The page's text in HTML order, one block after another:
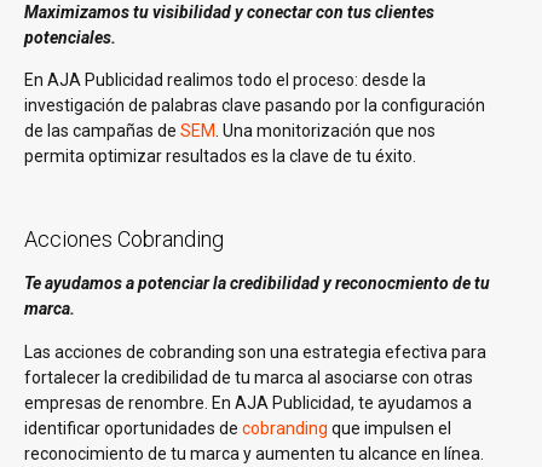
Maximizamos tu visibilidad y conectar con tus clientes
potenciales.
En AJA Publicidad realimos todo el proceso: desde la
investigación de palabras clave pasando por la configuración
de las campañas de SEM. Una monitorización que nos
permita optimizar resultados es la clave de tu éxito.
Acciones Cobranding
Te ayudamos a potenciar la credibilidad y reconocmiento de tu
marca.
Las acciones de cobranding son una estrategia efectiva para
fortalecer la credibilidad de tu marca al asociarse con otras
empresas de renombre. En AJA Publicidad, te ayudamos a
identificar oportunidades de cobranding que impulsen el
reconocimiento de tu marca y aumenten tu alcance en línea.